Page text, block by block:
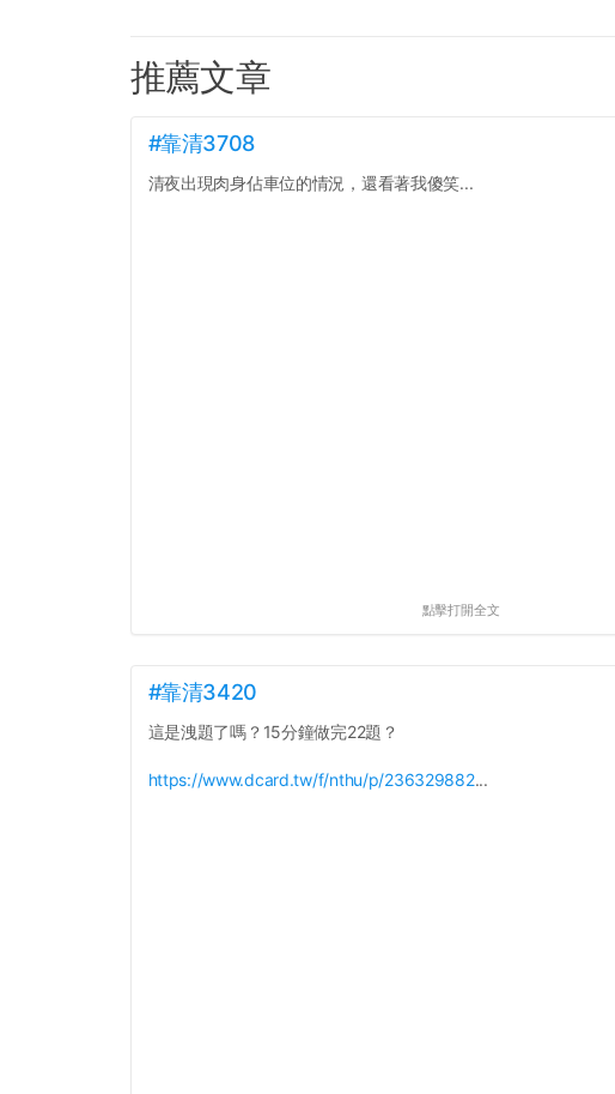
推薦文章
#靠清3708
清夜出現肉身佔車位的情況，還看著我傻笑...
點擊打開全文
#靠清3420
這是洩題了嗎？15分鐘做完22題？
https://www.dcard.tw/f/nthu/p/236329882...